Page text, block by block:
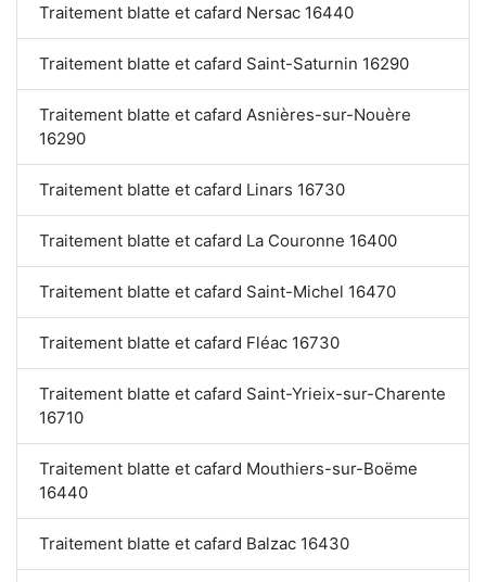
Traitement blatte et cafard Nersac 16440
Traitement blatte et cafard Saint-Saturnin 16290
Traitement blatte et cafard Asnières-sur-Nouère
16290
Traitement blatte et cafard Linars 16730
Traitement blatte et cafard La Couronne 16400
Traitement blatte et cafard Saint-Michel 16470
Traitement blatte et cafard Fléac 16730
Traitement blatte et cafard Saint-Yrieix-sur-Charente
16710
Traitement blatte et cafard Mouthiers-sur-Boëme
16440
Traitement blatte et cafard Balzac 16430